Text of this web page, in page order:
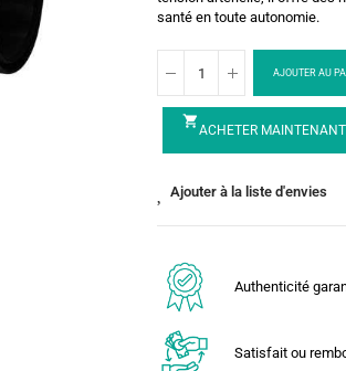
santé en toute autonomie.
AJOUTER AU
shopping_cart
ACHETER MAINTENANT
Ajouter à la liste d'envies
Authenticité
Satisfait ou